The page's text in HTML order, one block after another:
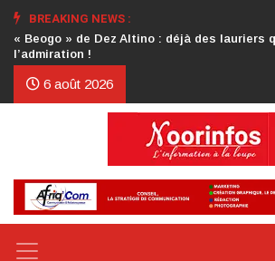
BREAKING NEWS :
Crise au CDP : l’authentification de la
d’honneur toujours attendue
6 août 2026